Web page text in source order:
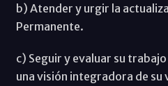
b) Atender y urgir la
Permanente.
c) Seguir y evaluar su
una visión integradora de su